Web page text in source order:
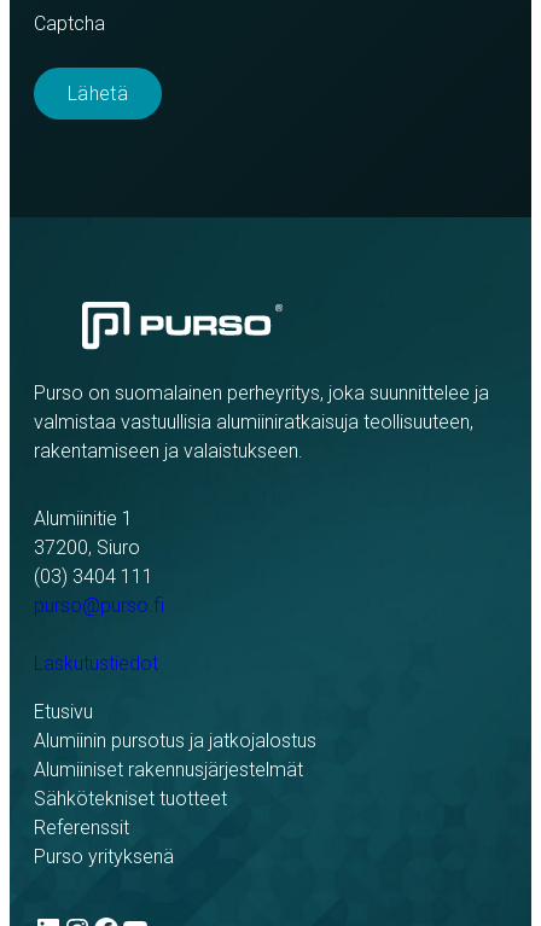
Captcha
Purso on suomalainen perheyritys, joka suunnittelee ja
valmistaa vastuullisia alumiiniratkaisuja teollisuuteen,
rakentamiseen ja valaistukseen.
Alumiinitie 1
37200, Siuro
(03) 3404 111
purso@purso.fi
Laskutustiedot
Etusivu
Alumiinin pursotus ja jatkojalostus
Alumiiniset rakennusjärjestelmät
Sähkötekniset tuotteet
Referenssit
Purso yrityksenä